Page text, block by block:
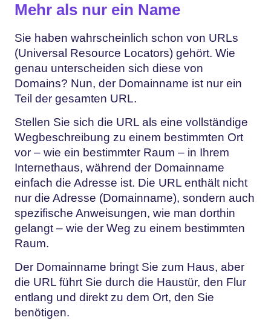
Mehr als nur ein Name
Sie haben wahrscheinlich schon von URLs
(Universal Resource Locators) gehört. Wie
genau unterscheiden sich diese von
Domains? Nun, der Domainname ist nur ein
Teil der gesamten URL.
Stellen Sie sich die URL als eine vollständige
Wegbeschreibung zu einem bestimmten Ort
vor – wie ein bestimmter Raum – in Ihrem
Internethaus, während der Domainname
einfach die Adresse ist. Die URL enthält nicht
nur die Adresse (Domainname), sondern auch
spezifische Anweisungen, wie man dorthin
gelangt – wie der Weg zu einem bestimmten
Raum.
Der Domainname bringt Sie zum Haus, aber
die URL führt Sie durch die Haustür, den Flur
entlang und direkt zu dem Ort, den Sie
benötigen.